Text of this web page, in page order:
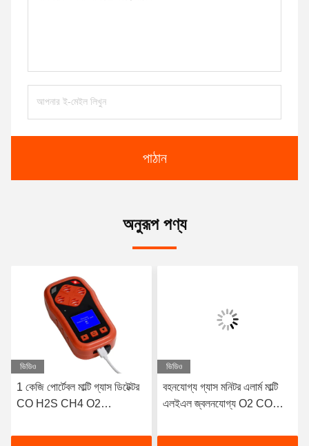
পাঠান
অনুরূপ পণ্য
ভিডিও
1 কেজি পোর্টেবল মাল্টি গ্যাস ডিটেক্টর
CO H2S CH4 O2
Certified
ভিডিও
বহনযোগ্য গ্যাস মনিটর এলার্ম মাল্টি
এলইএল জ্বলনযোগ্য O2 CO